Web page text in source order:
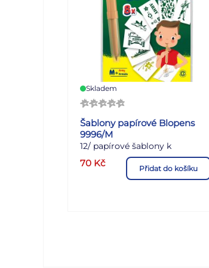
Skladem
Šablony papírové Blopens
9996/M
12/ papírové šablony k
foukacím fixům, sada obsahuje
8 šablon formátu A5
70 Kč Přidat do košíku